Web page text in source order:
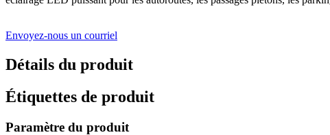
Envoyez-nous un courriel
Détails du produit
Étiquettes de produit
Paramètre du produit